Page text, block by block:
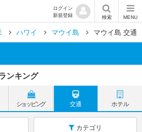
ログイン
新規登録
検索 MENU
ハワイ マウイ島 マウイ島 交通
ンキング
ショッピング 交通 ホテル
カテゴリ